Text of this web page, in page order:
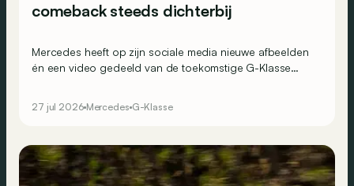
comeback steeds dichterbij
Mercedes heeft op zijn sociale media nieuwe afbeelden
én een video gedeeld van de toekomstige G-Klasse
27 jul 2026 Mercedes G-Klasse